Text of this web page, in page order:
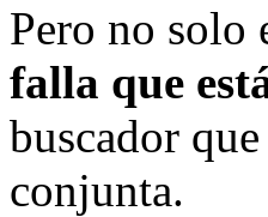
Pero no solo
falla que
buscador
conjunta.